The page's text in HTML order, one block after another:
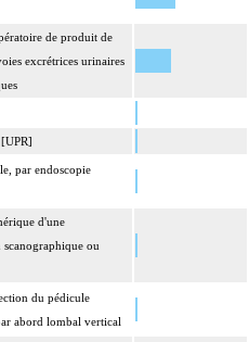
de produit de
excrétrices urinaires
par endoscopie
d'une
ou
du pédicule
abord lombal vertical